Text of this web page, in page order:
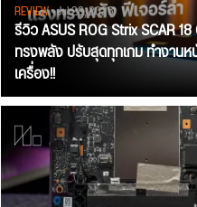
REVIEW• Jul 28, 2026
รีวิว ASUS ROG Strix SCAR
ทรงพลัง ปรับสุดทุกเกม ทำงาน
เครื่อง!!